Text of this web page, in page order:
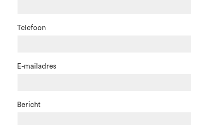
Telefoon
E-mailadres
Bericht